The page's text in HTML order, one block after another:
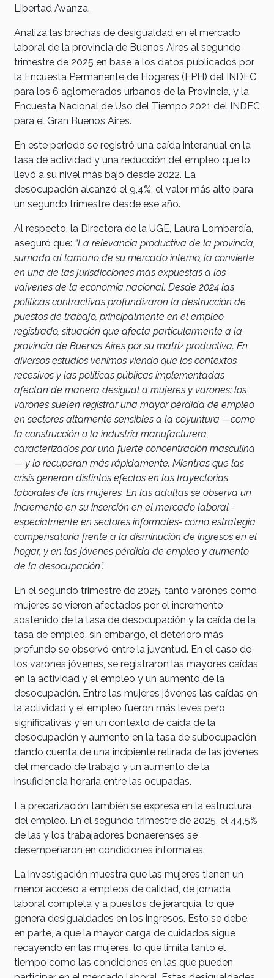
Libertad Avanza.
Analiza las brechas de desigualdad en el mercado
laboral de la provincia de Buenos Aires al segundo
trimestre de 2025 en base a los datos publicados por
la Encuesta Permanente de Hogares (EPH) del INDEC
para los 6 aglomerados urbanos de la Provincia, y la
Encuesta Nacional de Uso del Tiempo 2021 del INDEC
para el Gran Buenos Aires.
En este periodo se registró una caída interanual en la
tasa de actividad y una reducción del empleo que lo
llevó a su nivel más bajo desde 2022. La
desocupación alcanzó el 9,4%, el valor más alto para
un segundo trimestre desde ese año.
Al respecto, la Directora de la UGE, Laura Lombardía,
aseguró que: “La relevancia productiva de la provincia,
sumada al tamaño de su mercado interno, la convierte
en una de las jurisdicciones más expuestas a los
vaivenes de la economía nacional. Desde 2024 las
políticas contractivas profundizaron la destrucción de
puestos de trabajo, principalmente en el empleo
registrado, situación que afecta particularmente a la
provincia de Buenos Aires por su matriz productiva. En
diversos estudios venimos viendo que los contextos
recesivos y las políticas públicas implementadas
afectan de manera desigual a mujeres y varones: los
varones suelen registrar una mayor pérdida de empleo
en sectores altamente sensibles a la coyuntura —como
la construcción o la industria manufacturera,
caracterizados por una fuerte concentración masculina
— y lo recuperan más rápidamente. Mientras que las
crisis generan distintos efectos en las trayectorias
laborales de las mujeres. En las adultas se observa un
incremento en su inserción en el mercado laboral -
especialmente en sectores informales- como estrategia
compensatoria frente a la disminución de ingresos en el
hogar, y en las jóvenes pérdida de empleo y aumento
de la desocupación”.
En el segundo trimestre de 2025, tanto varones como
mujeres se vieron afectados por el incremento
sostenido de la tasa de desocupación y la caída de la
tasa de empleo, sin embargo, el deterioro más
profundo se observó entre la juventud. En el caso de
los varones jóvenes, se registraron las mayores caídas
en la actividad y el empleo y un aumento de la
desocupación. Entre las mujeres jóvenes las caídas en
la actividad y el empleo fueron más leves pero
significativas y en un contexto de caída de la
desocupación y aumento en la tasa de subocupación,
dando cuenta de una incipiente retirada de las jóvenes
del mercado de trabajo y un aumento de la
insuficiencia horaria entre las ocupadas.
La precarización también se expresa en la estructura
del empleo. En el segundo trimestre de 2025, el 44,5%
de las y los trabajadores bonaerenses se
desempeñaron en condiciones informales.
La investigación muestra que las mujeres tienen un
menor acceso a empleos de calidad, de jornada
laboral completa y a puestos de jerarquía, lo que
genera desigualdades en los ingresos. Esto se debe,
en parte, a que la mayor carga de cuidados sigue
recayendo en las mujeres, lo que limita tanto el
tiempo como las condiciones en las que pueden